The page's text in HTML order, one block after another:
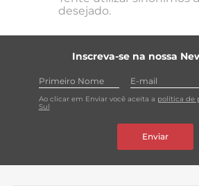
desejado.
Inscreva-se na nossa
Ao clicar em Enviar você aceita a política de
Sul
Enviar